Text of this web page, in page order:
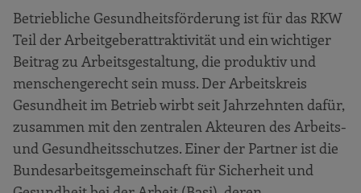
Betriebliche Gesundheitsförderung ist für das RKW
Teil der Arbeitgeberattraktivität und ein wichtiger
Beitrag zu Arbeitsgestaltung, die produktiv und
menschengerecht sein muss. Der Arbeitskreis
Gesundheit im Betrieb wirbt seit Jahrzehnten dafür,
zusammen mit den zentralen Akteuren des Arbeits-
und Gesundheitsschutzes. Einer der Partner ist die
Bundesarbeitsgemeinschaft für Sicherheit und